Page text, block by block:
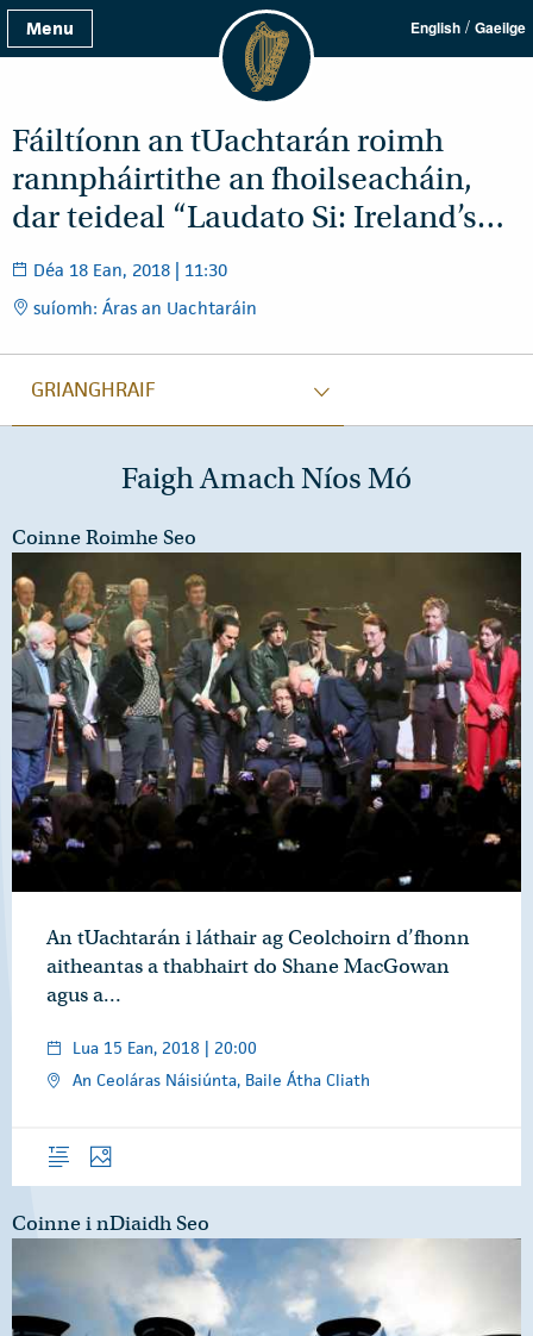
Menu English / Gaeilge
Fáiltíonn an tUachtarán roimh
rannpháirtithe an fhoilseacháin,
dar teideal “Laudato Si: Ireland’s…
Déa 18 Ean, 2018 | 11:30
suíomh: Áras an Uachtaráin
GRIANGHRAIF
Faigh Amach Níos Mó
Coinne Roimhe Seo
An tUachtarán i láthair ag Ceolchoirn d’fhonn
aitheantas a thabhairt do Shane MacGowan
agus a…
Lua 15 Ean, 2018 | 20:00
An Ceoláras Náisiúnta, Baile Átha Cliath
ForléargasGrianghraif
Coinne i nDiaidh Seo